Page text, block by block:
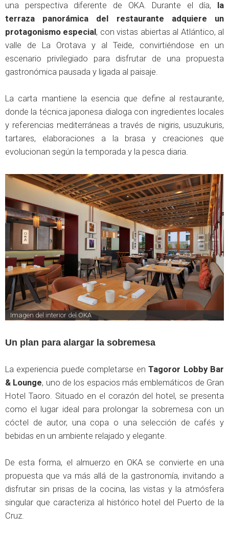
una perspectiva diferente de OKA. Durante el día,
la
terraza panorámica del restaurante adquiere un
protagonismo especial , con vistas abiertas al Atlántico, al
valle de La Orotava y al Teide, convirtiéndose en un
escenario privilegiado para disfrutar de una propuesta
gastronómica pausada y ligada al paisaje.
La carta mantiene la esencia que define al restaurante,
donde la técnica japonesa dialoga con ingredientes locales
y referencias mediterráneas a través de nigiris, usuzukuris,
tartares, elaboraciones a la brasa y creaciones que
evolucionan según la temporada y la pesca diaria.
Imagen del interior del OKA
Un plan para alargar la sobremesa
La experiencia puede completarse enTagoror Lobby Bar
& Lounge, uno de los espacios más emblemáticos de Gran
Hotel Taoro. Situado en el corazón del hotel, se presenta
como el lugar ideal para prolongar la sobremesa con un
cóctel de autor, una copa o una selección de cafés y
bebidas en un ambiente relajado y elegante.
De esta forma, el almuerzo en OKA se convierte en una
propuesta que va más allá de la gastronomía, invitando a
disfrutar sin prisas de la cocina, las vistas y la atmósfera
singular que caracteriza al histórico hotel del Puerto de la
Cruz.